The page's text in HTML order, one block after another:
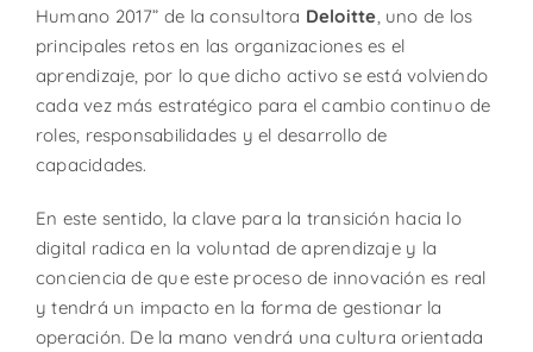
Humano 2017” de la consultora Deloitte, uno de los
principales retos en las organizaciones es el
aprendizaje, por lo que dicho activo se está volviendo
cada vez más estratégico para el cambio continuo de
roles, responsabilidades y el desarrollo de
capacidades.
En este sentido, la clave para la transición hacia lo
digital radica en la voluntad de aprendizaje y la
conciencia de que este proceso de innovación es real
y tendrá un impacto en la forma de gestionar la
operación. De la mano vendrá una cultura orientada